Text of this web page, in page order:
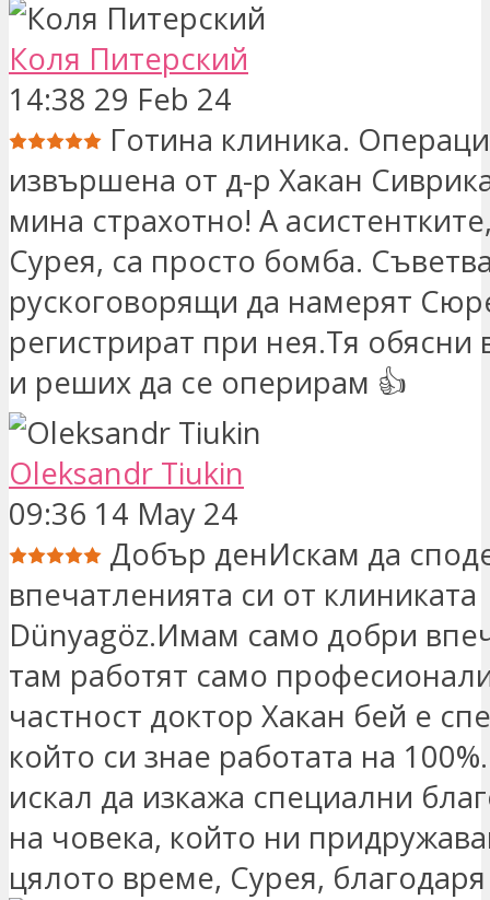
Коля Питерский
14:38 29 Feb 24
Готина клиника.
извършена от д-р Хакан
мина страхотно! А
Сурея, са просто бомба.
рускоговорящи да намерят
регистрират при нея.Тя обясни
и реших да се оперирам 👍
Oleksandr Tiukin
09:36 14 May 24
Добър денИскам да
впечатленията си от клиниката
Dünyagöz.Имам само добри
там работят само
частност доктор Хакан бей е
който си знае работата на
искал да изкажа специални
на човека, който ни
цялото време, Сурея,